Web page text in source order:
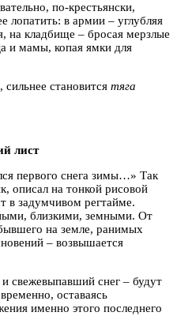
по-крестьянски,
лопатить: в армии – углубляя
на кладбище – бросая мерзлые
и мамы, копая ямки для
становится тяга
лист
первого снега зимы…» Так
описал на тонкой рисовой
в задумчивом регтайме.
близкими, земными. От
на земле, ранимых
– возвышается
свежевыпавший снег – будут
оставаясь
именно этого последнего